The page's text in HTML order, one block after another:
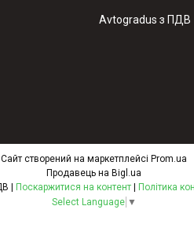
Avtogradus з ПДВ
Сайт створений на маркетплейсі Prom.ua
Продавець на Bigl.ua
Поскаржитися на контент
Політика
Select Language ▼